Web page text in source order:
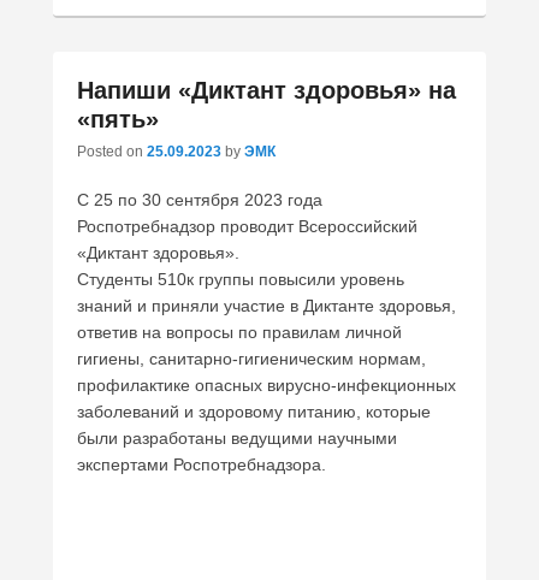
Напиши «Диктант здоровья» на
«пять»
Posted on 25.09.2023 by ЭМК
С 25 по 30 сентября 2023 года
Роспотребнадзор проводит Всероссийский
«Диктант здоровья».
Студенты 510к группы повысили уровень
знаний и приняли участие в Диктанте здоровья,
ответив на вопросы по правилам личной
гигиены, санитарно-гигиеническим нормам,
профилактике опасных вирусно-инфекционных
заболеваний и здоровому питанию, которые
были разработаны ведущими научными
экспертами Роспотребнадзора.